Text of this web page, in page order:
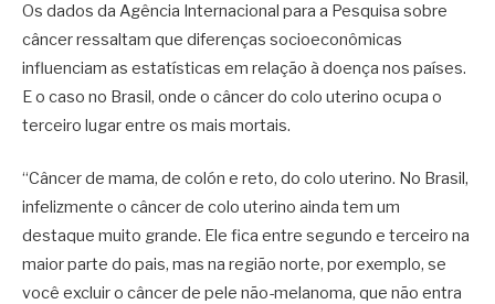
Os dados da Agência Internacional para a Pesquisa sobre
câncer ressaltam que diferenças socioeconômicas
influenciam as estatísticas em relação à doença nos países.
E o caso no Brasil, onde o câncer do colo uterino ocupa o
terceiro lugar entre os mais mortais.
“Câncer de mama, de colón e reto, do colo uterino. No Brasil,
infelizmente o câncer de colo uterino ainda tem um
destaque muito grande. Ele fica entre segundo e terceiro na
maior parte do pais, mas na região norte, por exemplo, se
você excluir o câncer de pele não-melanoma, que não entra